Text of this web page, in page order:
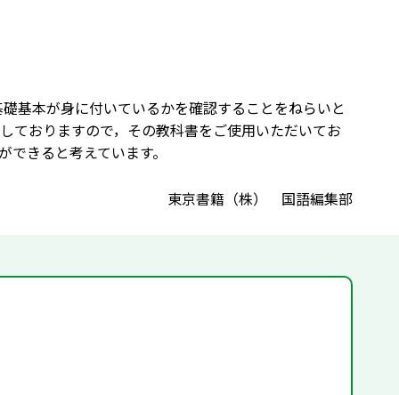
基本が身に付いているかを確認することをねらいと
おりますので，その教科書をご使用いただいてお
きると考えています。
東京書籍（株） 国語編集部